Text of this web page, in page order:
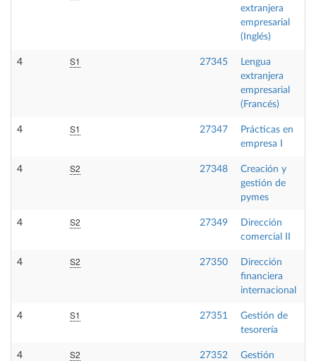
extranjera
empresarial
(Inglés)
4 S1 27345
Lengua
extranjera
empresarial
(Francés)
4 S1 27347
Prácticas en
empresa I
4 S2 27348
Creación y
gestión de
pymes
4 S2 27349
Dirección
comercial II
4 S2 27350
Dirección
financiera
internacional
4 S1 27351
Gestión de
tesorería
4 S2 27352
Gestión